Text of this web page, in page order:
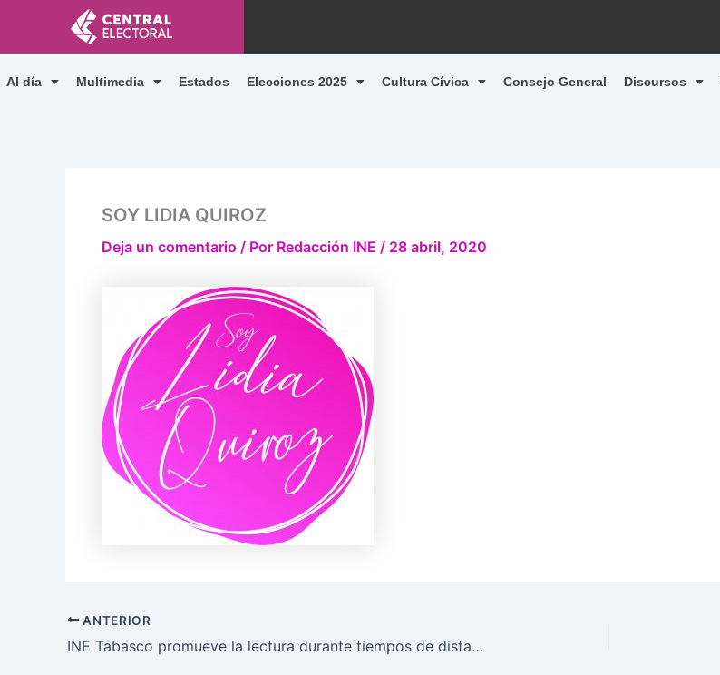
contenido
Al día Multimedia Estados Elecciones 2025 Cultura Cívica Consejo General Discursos
SOY LIDIA QUIROZ
Deja un comentario / Por Redacción INE / 28 abril, 2020
ANTERIOR
INE Tabasco promueve la lectura durante tiempos de distanciamiento social